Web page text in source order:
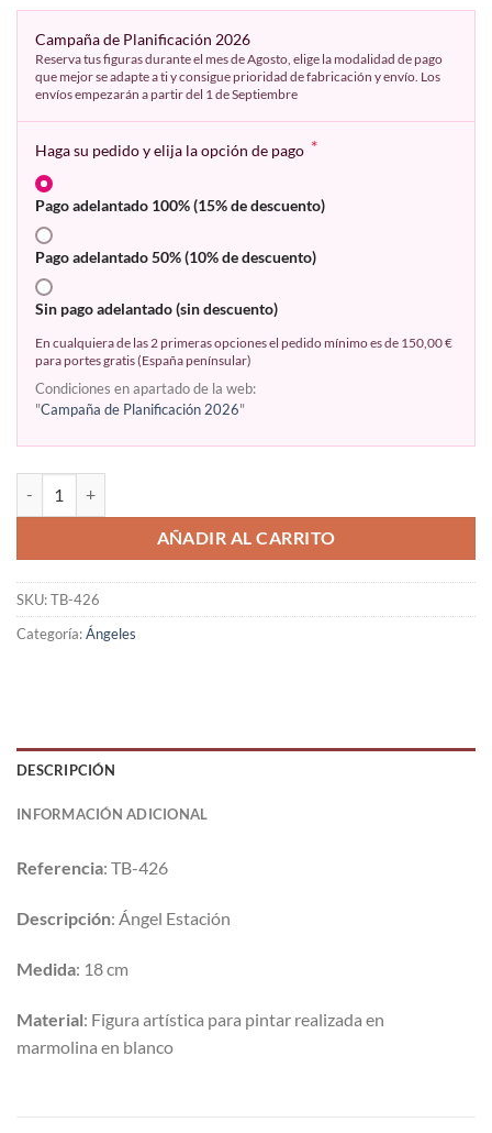
Campaña de Planificación 2026
Reserva tus figuras durante el mes de Agosto, elige la modalidad de pago
que mejor se adapte a ti y consigue prioridad de fabricación y envío. Los
envíos empezarán a partir del 1 de Septiembre
Haga su pedido y elija la opción de pago *
Pago adelantado 100% (15% de descuento)
Pago adelantado 50% (10% de descuento)
Sin pago adelantado (sin descuento)
En cualquiera de las 2 primeras opciones el pedido mínimo es de 150,00 €
para portes gratis (España penínsular)
Condiciones en apartado de la web:
"Campaña de Planificación 2026"
AÑADIR AL CARRITO
SKU:TB-426
Categoría:Ángeles
DESCRIPCIÓN
INFORMACIÓN ADICIONAL
Referencia: TB-426
Descripción: Ángel Estación
Medida: 18 cm
Material: Figura artística para pintar realizada en
marmolina en blanco